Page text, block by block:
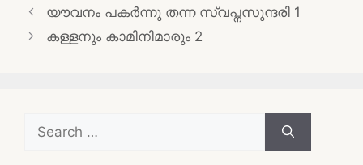
Post
navigation
യൗവനം പകർന്നു തന്ന സ്വപ്നസുന്ദരി 1
കള്ളനും കാമിനിമാരും 2
Search
for: